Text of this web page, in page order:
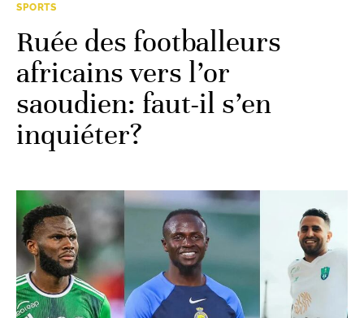
SPORTS
Ruée des footballeurs
africains vers l’or
saoudien: faut-il s’en
inquiéter?